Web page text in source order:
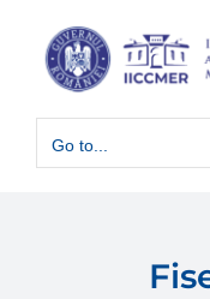
content
Go to...